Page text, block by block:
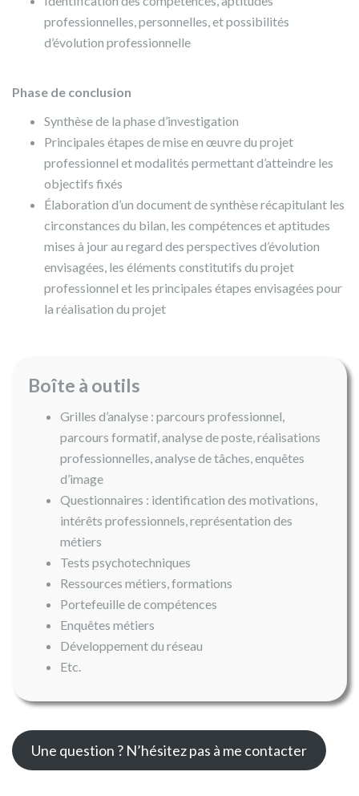
professionnelles, personnelles, et possibilités
d’évolution professionnelle
Phase de conclusion
Synthèse de la phase d’investigation
Principales étapes de mise en œuvre du projet
professionnel et modalités permettant d’atteindre les
objectifs fixés
Élaboration d’un document de synthèse récapitulant les
circonstances du bilan, les compétences et aptitudes
mises à jour au regard des perspectives d’évolution
envisagées, les éléments constitutifs du projet
professionnel et les principales étapes envisagées pour
la réalisation du projet
Boîte à outils
Grilles d’analyse : parcours professionnel,
parcours formatif, analyse de poste, réalisations
professionnelles, analyse de tâches, enquêtes
d’image
Questionnaires : identification des motivations,
intérêts professionnels, représentation des
métiers
Tests psychotechniques
Ressources métiers, formations
Portefeuille de compétences
Enquêtes métiers
Développement du réseau
Etc.
Une question ? N’hésitez pas à me contacter